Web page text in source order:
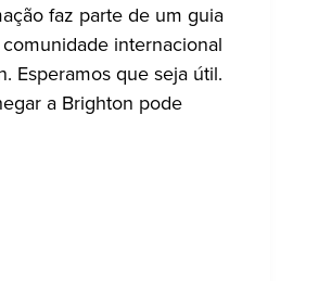
faz parte de um guia
internacional
Esperamos que seja útil.
a Brighton pode